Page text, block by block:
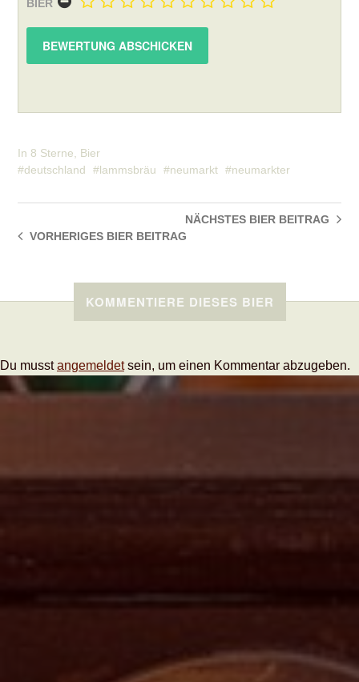
BIER
In 8 Sterne
Bier
deutschland
lammsbräu neumarkt neumarkter
NÄCHSTES BIERBEITRAG
VORHERIGES BIER BEITRAG
KOMMENTIERE DIESES BIER
Du musstangemeldetsein, um einen Kommentar abzugeben.